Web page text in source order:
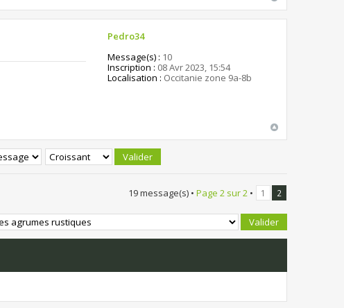
Pedro34
Message(s) : 10
Inscription : 08 Avr 2023, 15:54
Localisation : Occitanie zone 9a-8b
19 message(s) • Page 2 sur2 • 1 2